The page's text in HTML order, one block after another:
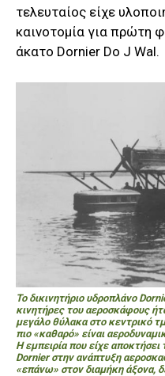
τελευταίος είχε
καινοτομία για πρώτη
άκατο Dornier Do J Wal.
Το δικινητήριο υδροπλάνο
κινητήρες του αεροσκάφους
μεγάλο θύλακα στο κεντρικό
πιο «καθαρό» είναι
Η εμπειρία που είχε
Dornier στην ανάπτυξη
«επάνω» στον διαμήκη άξονα,